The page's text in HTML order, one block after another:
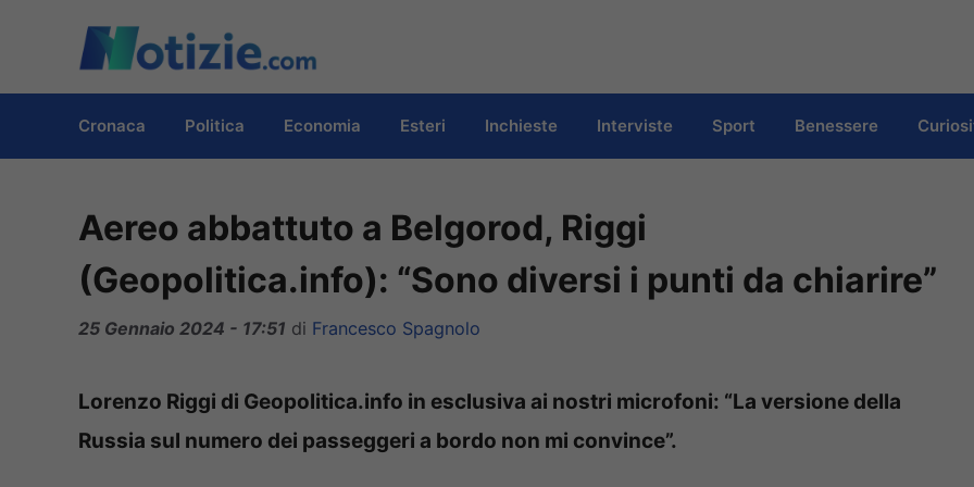
contenuto
Cronaca Politica Economia Esteri Inchieste Interviste Sport Benessere
Aereo abbattuto a Belgorod, Riggi
(Geopolitica.info): “Sono diversi i punti da chiarire”
25 Gennaio 2024 - 17:51 di Francesco Spagnolo
Lorenzo Riggi di Geopolitica.info in esclusiva ai nostri microfoni: “La versione della
Russia sul numero dei passeggeri a bordo non mi convince”.